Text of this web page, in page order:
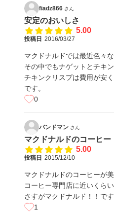
fiadz866 さん
安定のおいしさ
5.00
投稿日 2016/03/27
マクドナルドでは最近色々
その中でもナゲットとチキ
チキンクリスプは費用が安
です。
0
バンドマン さん
マクドナルドのコーヒー
5.00
投稿日 2015/12/10
マクドナルドのコーヒーが
コーヒー専門店に近いくら
さすがマクドナルド！！で
1